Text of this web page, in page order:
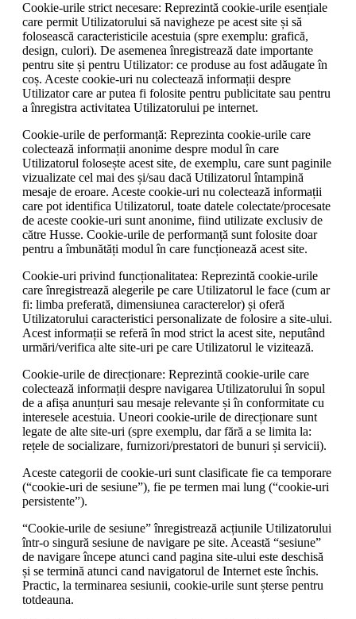
Cookie-urile strict necesare: Reprezintă cookie-urile esențiale
care permit Utilizatorului să navigheze pe acest site și să
folosească caracteristicile acestuia (spre exemplu: grafică,
design, culori). De asemenea înregistrează date importante
pentru site și pentru Utilizator: ce produse au fost adăugate în
coș. Aceste cookie-uri nu colectează informații despre
Utilizator care ar putea fi folosite pentru publicitate sau pentru
a înregistra activitatea Utilizatorului pe internet.
Cookie-urile de performanță: Reprezinta cookie-urile care
colectează informații anonime despre modul în care
Utilizatorul folosește acest site, de exemplu, care sunt paginile
vizualizate cel mai des și/sau dacă Utilizatorul întampină
mesaje de eroare. Aceste cookie-uri nu colectează informații
care pot identifica Utilizatorul, toate datele colectate/procesate
de aceste cookie-uri sunt anonime, fiind utilizate exclusiv de
către Husse. Cookie-urile de performanță sunt folosite doar
pentru a îmbunătăți modul în care funcționează acest site.
Cookie-uri privind funcționalitatea: Reprezintă cookie-urile
care înregistrează alegerile pe care Utilizatorul le face (cum ar
fi: limba preferată, dimensiunea caracterelor) și oferă
Utilizatorului caracteristici personalizate de folosire a site-ului.
Acest informații se referă în mod strict la acest site, neputând
urmări/verifica alte site-uri pe care Utilizatorul le vizitează.
Cookie-urile de direcționare: Reprezintă cookie-urile care
colectează informații despre navigarea Utilizatorului în sopul
de a afișa anunțuri sau mesaje relevante și în conformitate cu
interesele acestuia. Uneori cookie-urile de direcționare sunt
legate de alte site-uri (spre exemplu, dar fără a se limita la:
rețele de socializare, furnizori/prestatori de bunuri și servicii).
Aceste categorii de cookie-uri sunt clasificate fie ca temporare
(“cookie-uri de sesiune”), fie pe termen mai lung (“cookie-uri
persistente”).
“Cookie-urile de sesiune” înregistrează acțiunile Utilizatorului
într-o singură sesiune de navigare pe site. Această “sesiune”
de navigare începe atunci cand pagina site-ului este deschisă
și se termină atunci cand navigatorul de Internet este închis.
Practic, la terminarea sesiunii, cookie-urile sunt șterse pentru
totdeauna.